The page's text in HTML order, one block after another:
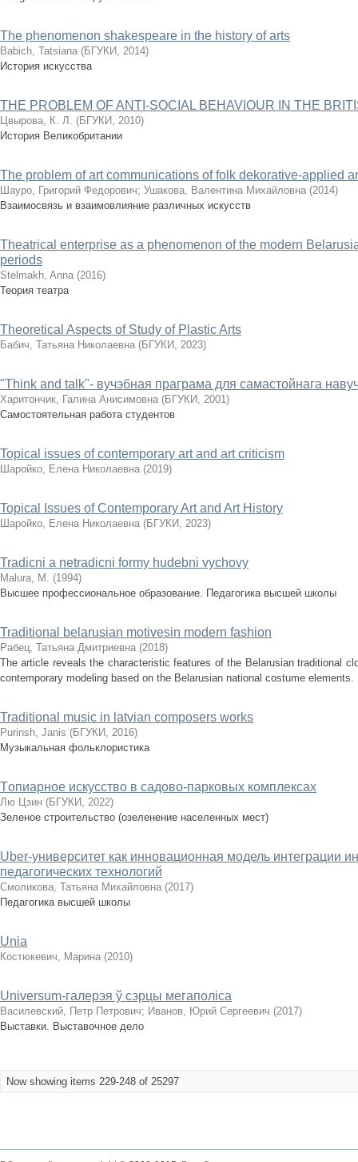
The phenomenon shakespeare in the history of arts
Babich, Tatsiana (БГУКИ, 2014)
История искусства
THE PROBLEM OF ANTI-SOCIAL BEHAVIOUR IN THE
Цвырова, К. Л. (БГУКИ, 2010)
История Великобритании
The problem of art communications of folk dekorative-applied
Шауро, Григорий Федорович; Ушакова, Валентина Михайловна (2014)
Взаимосвязь и взаимовлияние различных искусств
Theatrical enterprise as a phenomenon of the modern
periods
Stelmakh, Anna (2016)
Теория театра
Theoretical Aspects of Study of Plastic Arts
Бабич, Татьяна Николаевна (БГУКИ, 2023)
"Think and talk"- вучэбная праграма для самастойнага
Харитончик, Галина Анисимовна (БГУКИ, 2001)
Самостоятельная работа студентов
Topical issues of contemporary art and art criticism
Шаройко, Елена Николаевна (2019)
Topical Issues of Contemporary Art and Art History
Шаройко, Елена Николаевна (БГУКИ, 2023)
Tradicni a netradicni formy hudebni vychovy
Malura, M. (1994)
Высшее профессиональное образование. Педагогика высшей школы
Traditional belarusian motivesin modern fashion
Рабец, Татьяна Дмитриевна (2018)
The article reveals the characteristic features of the Belarusian traditional
contemporary modeling based on the Belarusian national costume elements.
Traditional music in latvian composers works
Purinsh, Janis (БГУКИ, 2016)
Музыкальная фольклористика
Tопиарное искусство в садово-парковых комплексах
Лю Цзин (БГУКИ, 2022)
Зеленое строительство (озеленение населенных мест)
Uber-университет как инновационная модель интеграции
педагогических технологий
Смоликова, Татьяна Михайловна (2017)
Педагогика высшей школы
Unia
Костюкевич, Марина (2010)
Universum-галерэя ў сэрцы мегаполіса
Василевский, Петр Петрович; Иванов, Юрий Сергеевич (2017)
Выставки. Выставочное дело
Now showing items 229-248 of 25297